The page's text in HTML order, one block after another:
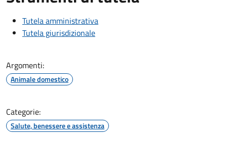
Tutela amministrativa
Tutela giurisdizionale
Argomenti:
Animale domestico
Categorie:
Salute, benessere e assistenza